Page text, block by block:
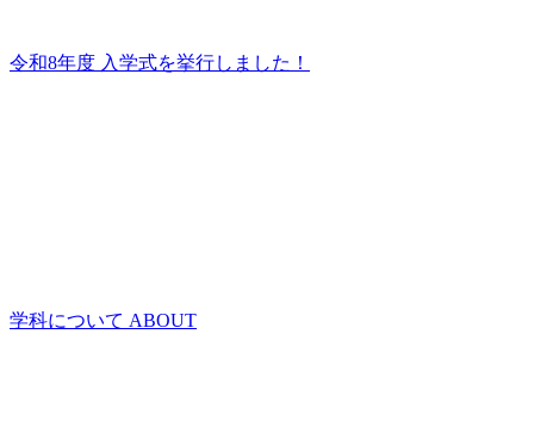
令和8年度 入学式を挙行しました！
学科について ABOUT